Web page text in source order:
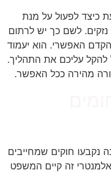
כיצד לפעול על מנת
לשם כך יש לרתום
האפשרי. הוא יעמוד
להקל עליכם את התהליך.
מהירה ככל האפשר.
נקבעו חוקים שמחייבים
זה קיים המשפט